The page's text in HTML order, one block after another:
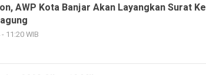
AWP Kota Banjar Akan Layangkan Surat Ke
11:20 WIB